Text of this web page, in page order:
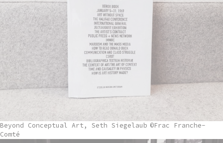
Beyond Conceptual Art, Seth Siegelaub ©Frac Franche-
Comté